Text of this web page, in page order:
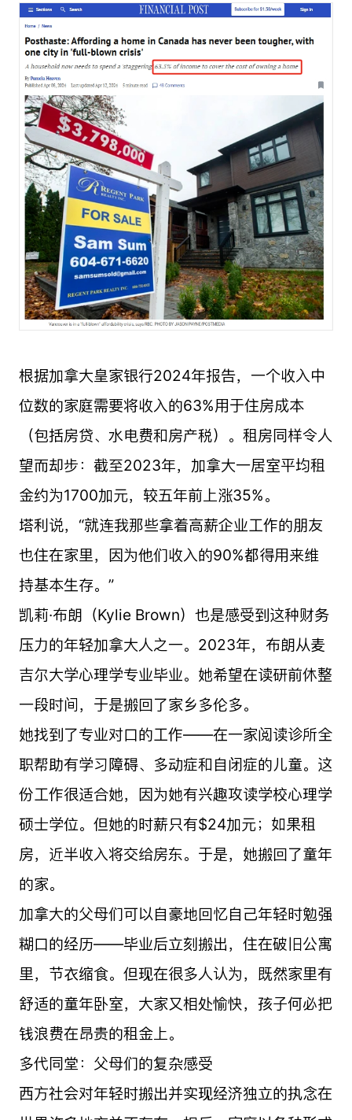
根据加拿大皇家银行2024年报告，一个收入中
位数的家庭需要将收入的63%用于住房成本
（包括房贷、水电费和房产税）。租房同样令人
望而却步：截至2023年，加拿大一居室平均租
金约为1700加元，较五年前上涨35%。
塔利说，“就连我那些拿着高薪企业工作的朋友
也住在家里，因为他们收入的90%都得用来维
持基本生存。”
凯莉·布朗（Kylie Brown）也是感受到这种财务
压力的年轻加拿大人之一。2023年，布朗从麦
吉尔大学心理学专业毕业。她希望在读研前休整
一段时间，于是搬回了家乡多伦多。
她找到了专业对口的工作——在一家阅读诊所全
职帮助有学习障碍、多动症和自闭症的儿童。这
份工作很适合她，因为她有兴趣攻读学校心理学
硕士学位。但她的时薪只有$24加元；如果租
房，近半收入将交给房东。于是，她搬回了童年
的家。
加拿大的父母们可以自豪地回忆自己年轻时勉强
糊口的经历——毕业后立刻搬出，住在破旧公寓
里，节衣缩食。但现在很多人认为，既然家里有
舒适的童年卧室，大家又相处愉快，孩子何必把
钱浪费在昂贵的租金上。
多代同堂：父母们的复杂感受
西方社会对年轻时搬出并实现经济独立的执念在